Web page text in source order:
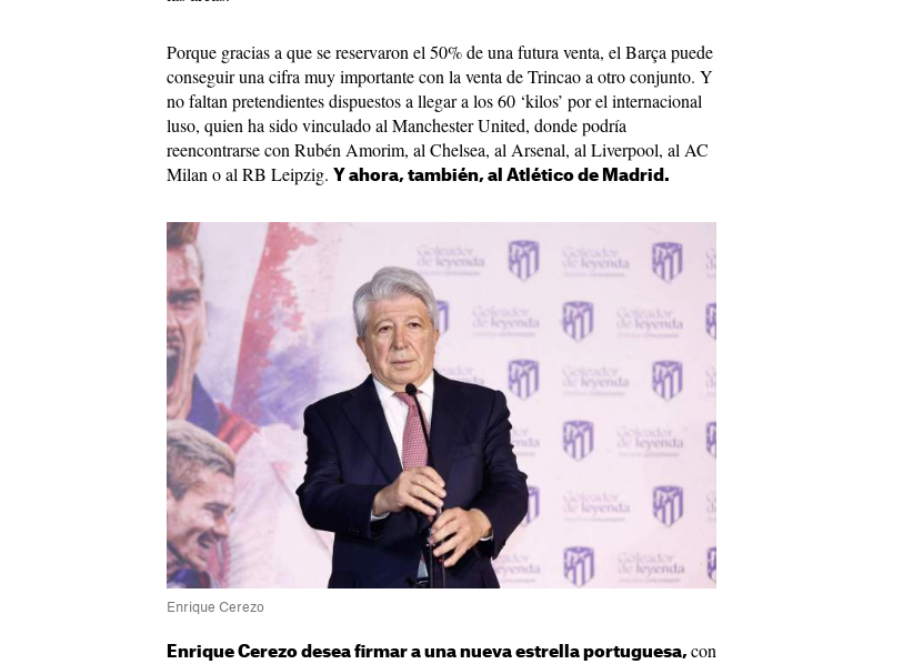
Porque gracias a que se reservaron el 50% de una futura venta, el Barça puede
conseguir una cifra muy importante con la venta de Trincao a otro conjunto. Y
no faltan pretendientes dispuestos a llegar a los 60 ‘kilos’ por el internacional
luso, quien ha sido vinculado al Manchester United, donde podría
reencontrarse con Rubén Amorim, al Chelsea, al Arsenal, al Liverpool, al AC
Milan o al RB Leipzig. Y ahora, también, al Atlético de Madrid.
Enrique Cerezo
Enrique Cerezo desea firmar a una nueva estrella portuguesa, con